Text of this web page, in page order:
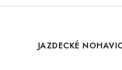
JAZDECKÉ